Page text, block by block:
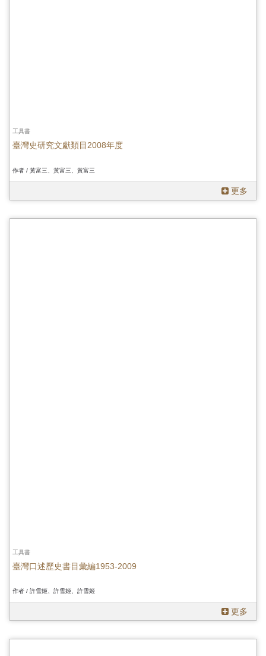
工具書
臺灣史研究文獻類目2008年度
作者 / 黃富三、黃富三、黃富三
更多
工具書
臺灣口述歷史書目彙編1953-2009
作者 / 許雪姬、許雪姬、許雪姬
更多